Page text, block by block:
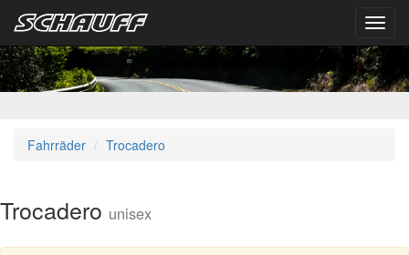
Fahrräder Trocadero
Trocadero unisex